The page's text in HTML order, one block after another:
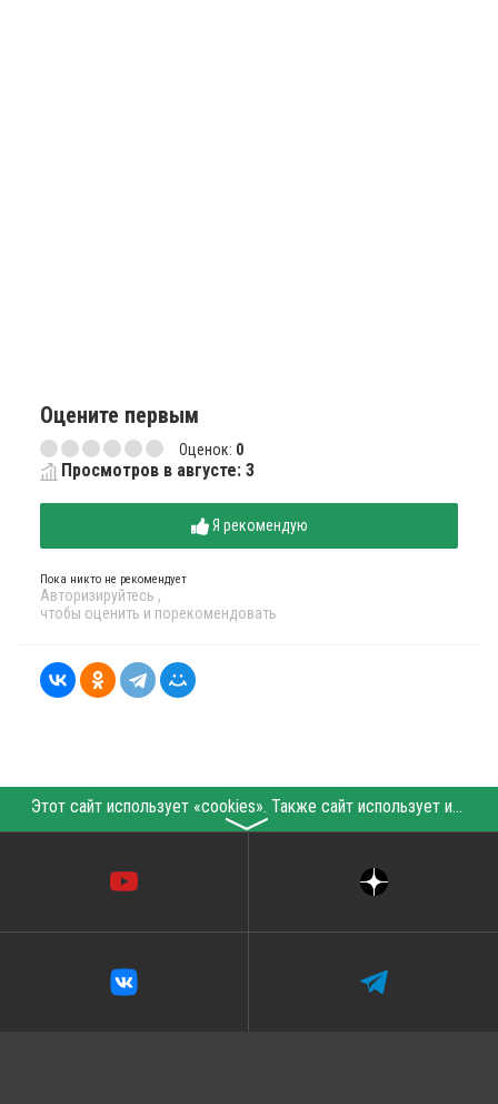
Оцените первым
Оценок: 0
Просмотров в августе: 3
Я рекомендую
Пока никто не рекомендует
Авторизируйтесь ,
чтобы оценить и порекомендовать
Этот сайт использует «cookies». Также сайт использует интернет-сервис для сбора технических данных касательно посетителей с целью получения маркетинговой и статистической информации. Условия обработки данных посетителей сайта см.
〉